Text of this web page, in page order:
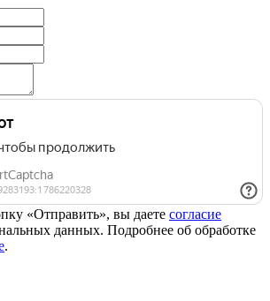
«Отправить», вы даете согласие
данных. Подробнее об обработке
.